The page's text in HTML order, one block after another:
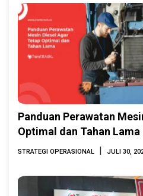
Panduan Perawatan
Optimal dan Tahan Lama
STRATEGI OPERASIONAL | JULI 30,